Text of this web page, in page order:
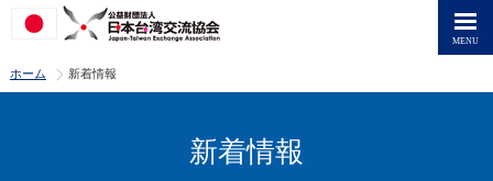
ホーム >
新着情報
新着情報